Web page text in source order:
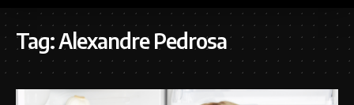
Tag:Alexandre Pedrosa